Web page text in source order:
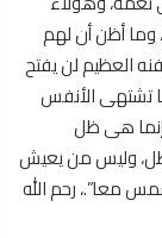
وما أظن أن لهم
العظيم لن يفتح
تشتهى الأنفس
هى ظل
وليس من يعيش
معا”.، رحم الله